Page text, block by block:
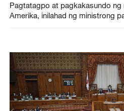
Pagtatagpo at pagkakasundo ng
Amerika, inilahad ng ministrong